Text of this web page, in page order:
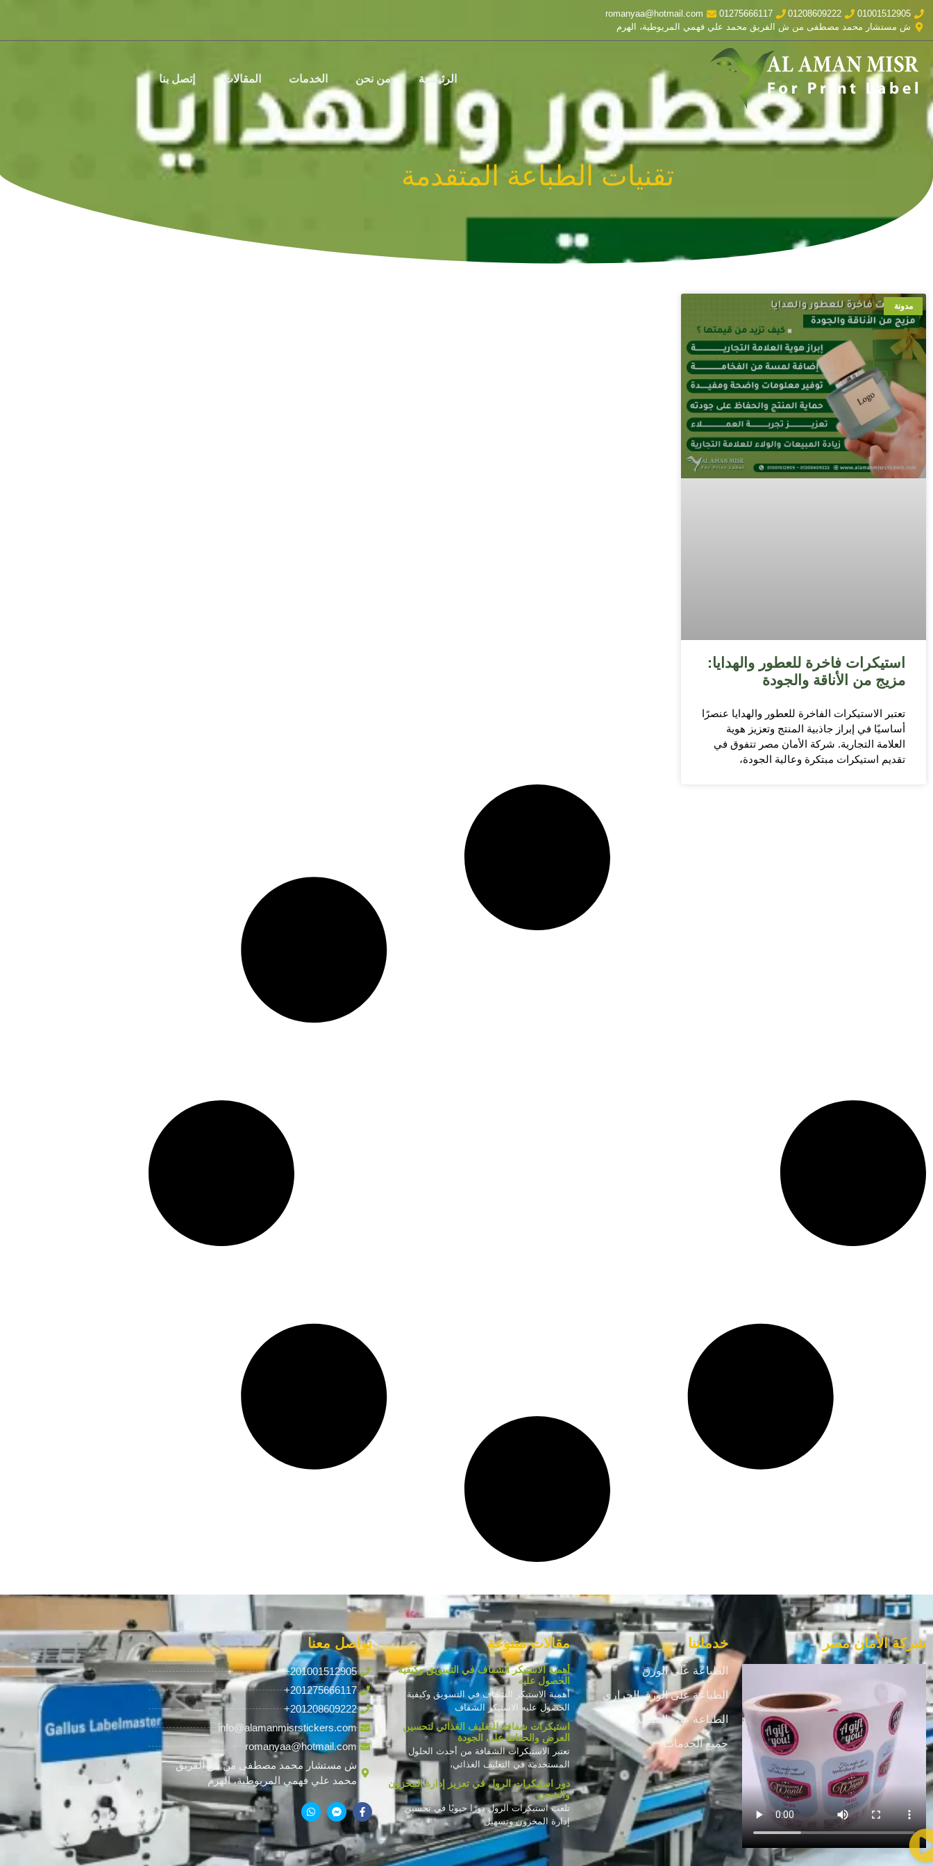
01001512905
01208609222
01275666117
romanyaa@hotmail.com
ش مستشار محمد مصطفى من ش الفريق محمد علي فهمي المريوطية، الهرم
الرئيسية من نحن الخدمات المقالات إتصل بنا
تقنيات الطباعة المتقدمة
مدونة
استيكرات فاخرة للعطور والهدايا:
مزيج من الأناقة والجودة
تعتبر الاستيكرات الفاخرة للعطور والهدايا عنصرًا
أساسيًا في إبراز جاذبية المنتج وتعزيز هوية
العلامة التجارية. شركة الأمان مصر تتفوق في
تقديم استيكرات مبتكرة وعالية الجودة،
شركة الأمان مصر خدماتنا
الطباعة على الورق
الطباعة على الورق الحراري
الطباعة علي الميتاليز
جميع الخدمات
مقالات متنوعة
أهمية الاستيكر الشفاف في التسويق وكيفية
الحصول عليه
أهمية الاستيكر الشفاف في التسويق وكيفية
الحصول عليه الاستيكر الشفاف
استيكرات شفافة للتغليف الغذائي لتحسين
العرض والحفاظ على الجودة
تعتبر الاستيكرات الشفافة من أحدث الحلول
المستخدمة في التغليف الغذائي،
دور استيكرات الرول في تعزيز إدارة المخزون
والشحن
تلعب استيكرات الرول دورًا حيويًا في تحسين
إدارة المخزون وتسهيل
تواصل معنا
+201001512905
+201275666117
+201208609222
info@alamanmisrstickers.com
romanyaa@hotmail.com
ش مستشار محمد مصطفى من ش الفريق
محمد علي فهمي المريوطية، الهرم